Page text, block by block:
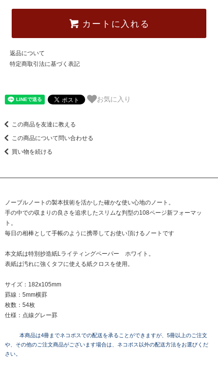
カートに入れる
返品について
特定商取引法に基づく表記
お気に入り
この商品を友達に教える
この商品について問い合わせる
買い物を続ける
ノーブルノートの製本技術を活かした確かな使い心地のノート。
手の中での収まりの良さを追求したスリムな判型の108ページ新フォーマッ
ト。
毎日の相棒として手帳のように携帯してお使い頂けるノートです
本文紙は特別抄造紙Lライティングペーパー ホワイト。
表紙は汚れに強くタフに使える紙クロスを使用。
サイズ：182x105mm
罫線：5mm横罫
枚数：54枚
仕様：点線グレー罫
本商品は4冊までネコポスでの配送を承ることができますが、5冊以上のご注文
や、その他のご注文商品がございます場合は、ネコポス以外の配送方法をお選びくだ
さい。